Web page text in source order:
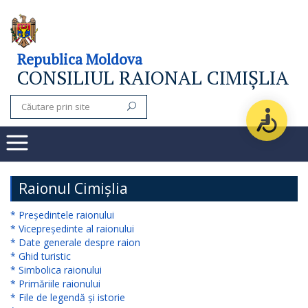
Consiliul
raional
Noutăți
Subdiviziuni
Secretarul
consiliului
raional
Aparatul
Republica Moldova
CONSILIUL RAIONAL CIMIȘLIA
Raionul Cimișlia
* Președintele raionului
* Vicepreședinte al raionului
* Date generale despre raion
* Ghid turistic
* Simbolica raionului
* Primăriile raionului
* File de legendă și istorie